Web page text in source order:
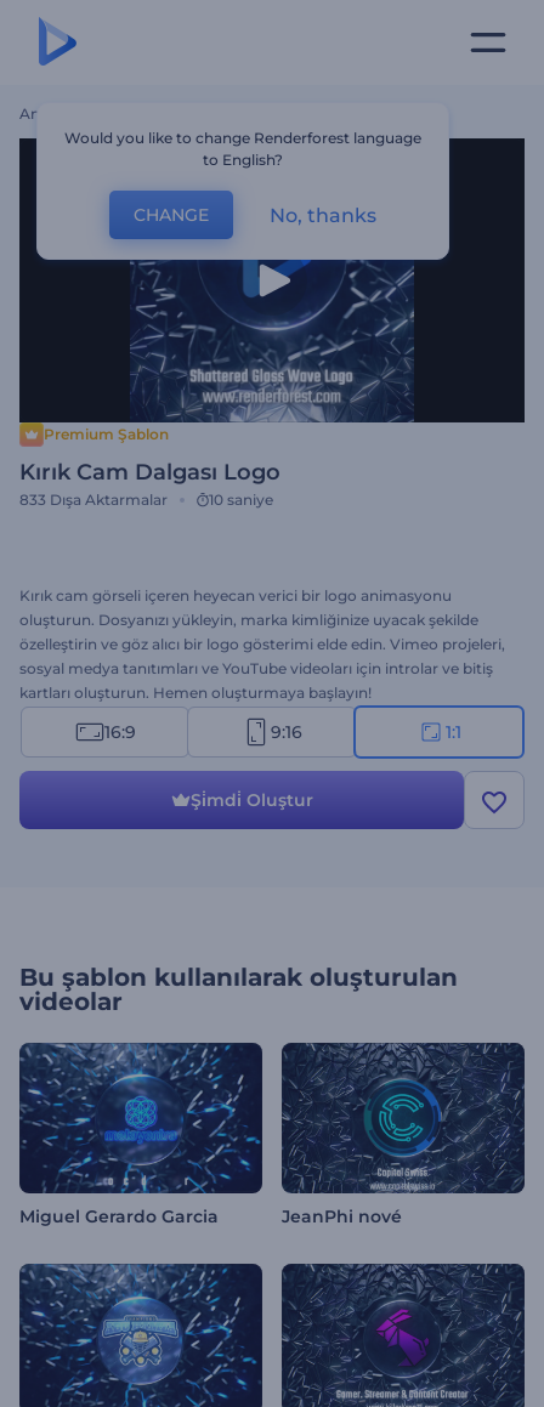
Ana Sayfa
Premium Şablon
Kırık Cam Dalgası Logo
833 Dışa Aktarmalar 10 saniye
Kırık cam görseli içeren heyecan verici bir logo animasyonu
oluşturun. Dosyanızı yükleyin, marka kimliğinize uyacak şekilde
özelleştirin ve göz alıcı bir logo gösterimi elde edin. Vimeo projeleri,
sosyal medya tanıtımları ve YouTube videoları için introlar ve bitiş
kartları oluşturun. Hemen oluşturmaya başlayın!
16:9 9:16 1:1
Şi̇mdi̇ Oluştur
Bu şablon kullanılarak oluşturulan
videolar
Miguel Gerardo Garcia JeanPhi nové
Would you like to change Renderforest language
to English?
CHANGE No, thanks